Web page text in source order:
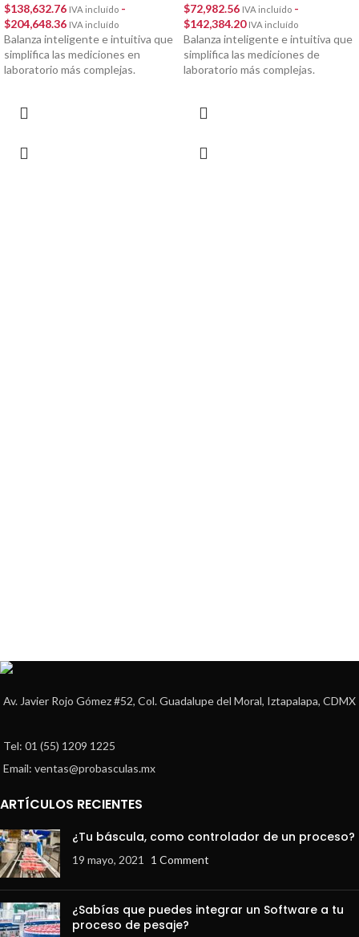
$138,632.76 IVA incluído -
$204,648.36 IVA incluído
Balanza inteligente e intuitiva que
simplifica las mediciones en
laboratorio más complejas.
$72,982.56 IVA incluído -
$142,384.20 IVA incluído
Balanza inteligente e intuitiva que
simplifica las mediciones de
laboratorio más complejas.
Av. Javier Rojo Gómez #52, Col. Guadalupe del Moral, Iztapalapa, CDMX
Tel: 01 (55) 1209 1225
Email: ventas@probasculas.mx
ARTÍCULOS RECIENTES
¿Tu báscula, como controlador de un proceso?
19 mayo, 2021 1 Comment
¿Sabías que puedes integrar un Software a tu
proceso de pesaje?